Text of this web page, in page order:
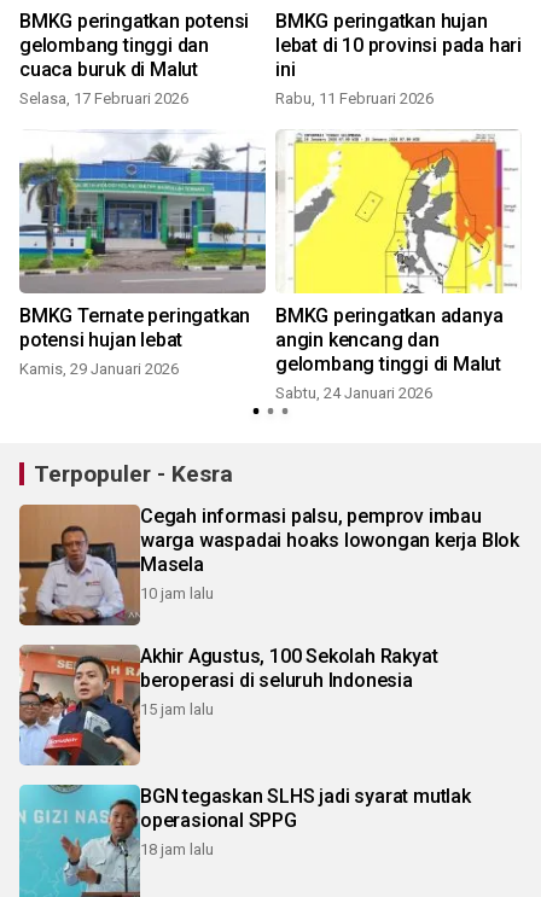
BMKG peringatkan potensi
gelombang tinggi dan
cuaca buruk di Malut
Selasa, 17 Februari 2026
BMKG peringatkan hujan
lebat di 10 provinsi pada hari
ini
Rabu, 11 Februari 2026
BMKG Ternate peringatkan
potensi hujan lebat
Kamis, 29 Januari 2026
BMKG peringatkan adanya
angin kencang dan
gelombang tinggi di Malut
Sabtu, 24 Januari 2026
Terpopuler - Kesra
Cegah informasi palsu, pemprov imbau
warga waspadai hoaks lowongan kerja Blok
Masela
10 jam lalu
Akhir Agustus, 100 Sekolah Rakyat
beroperasi di seluruh Indonesia
15 jam lalu
BGN tegaskan SLHS jadi syarat mutlak
operasional SPPG
18 jam lalu